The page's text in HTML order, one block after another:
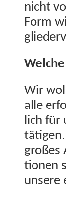
nicht
Form
Wir
alle
lich für
großes
tio­nen
unsere